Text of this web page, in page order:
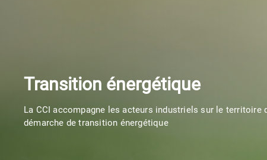
Transition énergétique
La CCI accompagne les acteurs industriels sur le territoire
démarche de transition énergétique